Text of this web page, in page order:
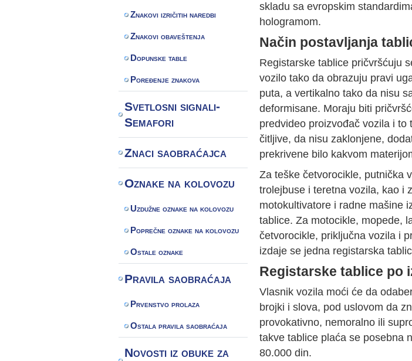
Znakovi izričitih naredbi
Znakovi obaveštenja
Dopunske table
Poređenje znakova
Svetlosni signali-
Semafori
Znaci saobraćajca
Oznake na kolovozu
Uzdužne oznake na kolovozu
Poprečne oznake na kolovozu
Ostale oznake
Pravila saobraćaja
Prvenstvo prolaza
Ostala pravila saobraćaja
Novosti iz obuke za
skladu sa evropskim
hologramom.
Način postavljanja
Registarske tablice pričvršćuju
vozilo tako da obrazuju pravi
puta, a vertikalno tako da nisu
deformisane. Moraju biti
predvideo proizvođač vozila i to
čitljive, da nisu zaklonjene,
prekrivene bilo kakvom
Za teške četvorocikle, putnička
trolejbuse i teretna vozila, kao i
motokultivatore i radne mašine
tablice. Za motocikle, mopede,
četvorocikle, priključna vozila i
izdaje se jedna registarska
Registarske tablice po
Vlasnik vozila moći će da
brojki i slova, pod uslovom da
provokativno, nemoralno ili
takve tablice plaća se posebna
80.000 din.